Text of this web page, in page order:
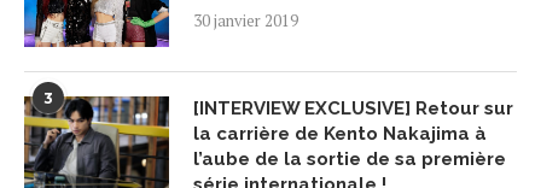
30 janvier 2019
3
[INTERVIEW EXCLUSIVE] Retour sur
la carrière de Kento Nakajima à
l’aube de la sortie de sa première